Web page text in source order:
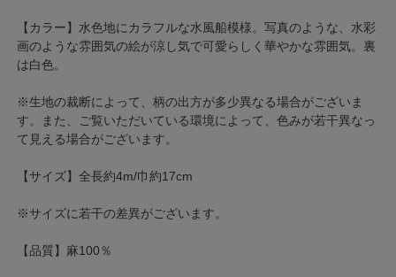
【カラー】水色地にカラフルな水風船模様。写真のような、水彩
画のような雰囲気の絵が涼し気で可愛らしく華やかな雰囲気。裏
は白色。
※生地の裁断によって、柄の出方が多少異なる場合がございま
す。また、ご覧いただいている環境によって、色みが若干異なっ
て見える場合がございます。
【サイズ】全長約4m/巾約17cm
※サイズに若干の差異がございます。
【品質】麻100％